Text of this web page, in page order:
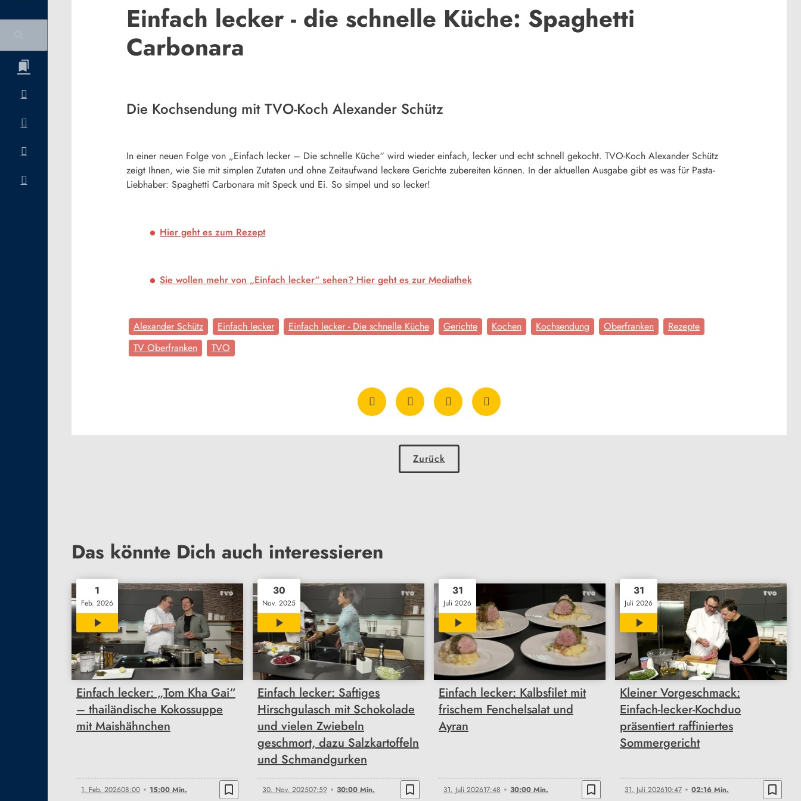
Einfach lecker - die schnelle Küche: Spaghetti
Carbonara
Die Kochsendung mit TVO-Koch Alexander Schütz
In einer neuen Folge von „Einfach lecker – Die schnelle Küche“ wird wieder einfach, lecker und echt schnell gekocht. TVO-Koch Alexander Schütz
zeigt Ihnen, wie Sie mit simplen Zutaten und ohne Zeitaufwand leckere Gerichte zubereiten können. In der aktuellen Ausgabe gibt es was für Pasta-
Liebhaber: Spaghetti Carbonara mit Speck und Ei. So simpel und so lecker!
Hier geht es zum Rezept
Sie wollen mehr von „Einfach lecker“ sehen? Hier geht es zur Mediathek
Alexander Schütz Einfach lecker Einfach lecker - Die schnelle Küche Gerichte Kochen Kochsendung Oberfranken
Rezepte
TV Oberfranken
TVO
Zurück
Das könnte Dich auch interessieren
1
Feb. 2026
15:00
Einfach lecker: „Tom Kha Gai“
– thailändische Kokossuppe
mit Maishähnchen
1. Feb. 202608:00 15:00 Min. bookmark_border
30
Nov. 2025
30:00
Einfach lecker: Saftiges
Hirschgulasch mit Schokolade
und vielen Zwiebeln
geschmort, dazu Salzkartoffeln
und Schmandgurken
30. Nov. 202507:59 30:00 Min. bookmark_border
31
Juli 2026
30:00
Einfach lecker: Kalbsfilet mit
frischem Fenchelsalat und
Ayran
31. Juli 202617:48 30:00 Min. bookmark_border
31
Juli 2026
02:16
Kleiner Vorgeschmack:
Einfach-lecker-Kochduo
präsentiert raffiniertes
Sommergericht
31. Juli 202610:47 02:16 Min. bookmark_border